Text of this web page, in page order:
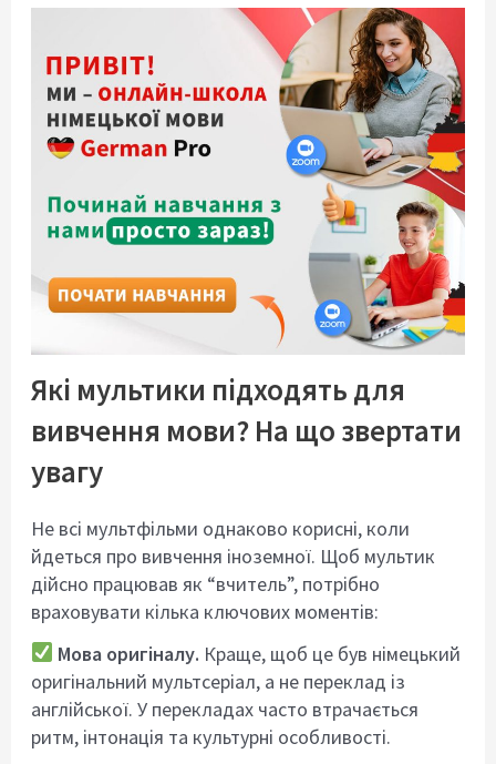
Які мультики підходять для
вивчення мови? На що звертати
увагу
Не всі мультфільми однаково корисні, коли
йдеться про вивчення іноземної. Щоб мультик
дійсно працював як “вчитель”, потрібно
враховувати кілька ключових моментів:
Мова оригіналу. Краще, щоб це був німецький
оригінальний мультсеріал, а не переклад із
англійської. У перекладах часто втрачається
ритм, інтонація та культурні особливості.